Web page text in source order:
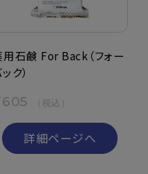
用石鹸 For Back（フォー
ク）
（税込）
詳細ページへ